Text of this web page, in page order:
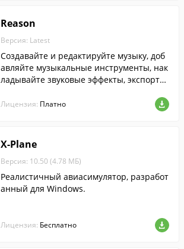
шего имитатора футбола, задающего но
вые стандарты реалистичности в жанр
е.
Reason
Версия: Latest
Создавайте и редактируйте музыку, доб
авляйте музыкальные инструменты, нак
ладывайте звуковые эффекты, экспорти
этой многофункциональной программы.
Лицензия: Платно
X-Plane
Версия: 10.50 (4.78 МБ)
Реалистичный авиасимулятор, разработ
анный для Windows.
Лицензия: Бесплатно